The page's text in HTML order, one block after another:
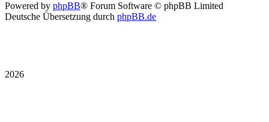
Powered by phpBB® Forum Software © phpBB Limited
Deutsche Übersetzung durch phpBB.de
2026